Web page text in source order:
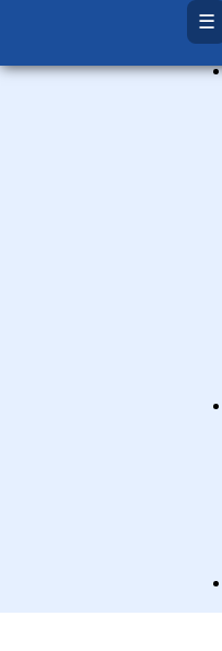
☰